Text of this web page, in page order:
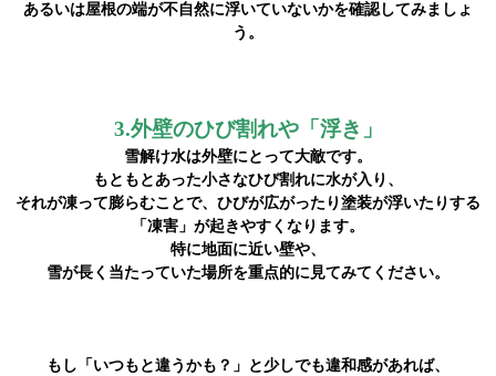
あるいは屋根の端が不自然に浮いていないかを確認してみましょ
う。
3.外壁のひび割れや「浮き」
雪解け水は外壁にとって大敵です。
もともとあった小さなひび割れに水が入り、
それが凍って膨らむことで、ひびが広がったり塗装が浮いたりする
「凍害」が起きやすくなります。
特に地面に近い壁や、
雪が長く当たっていた場所を重点的に見てみてください。
もし「いつもと違うかも？」と少しでも違和感があれば、